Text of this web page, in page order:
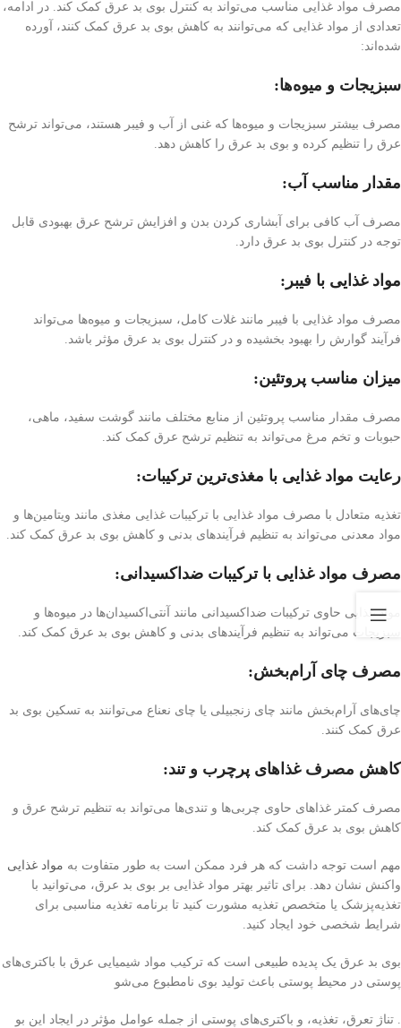
مصرف مواد غذایی مناسب می‌تواند به کنترل بوی بد عرق کمک کند. در ادامه،
تعدادی از مواد غذایی که می‌توانند به کاهش بوی بد عرق کمک کنند، آورده
شده‌اند:
سبزیجات و میوه‌ها:
مصرف بیشتر سبزیجات و میوه‌ها که غنی از آب و فیبر هستند، می‌تواند ترشح
عرق را تنظیم کرده و بوی بد عرق را کاهش دهد.
مقدار مناسب آب:
مصرف آب کافی برای آبشاری کردن بدن و افزایش ترشح عرق بهبودی قابل
توجه در کنترل بوی بد عرق دارد.
مواد غذایی با فيبر:
مصرف مواد غذایی با فیبر مانند غلات کامل، سبزیجات و میوه‌ها می‌تواند
فرآیند گوارش را بهبود بخشیده و در کنترل بوی بد عرق مؤثر باشد.
میزان مناسب پروتئین:
مصرف مقدار مناسب پروتئین از منابع مختلف مانند گوشت سفید، ماهی،
حبوبات و تخم مرغ می‌تواند به تنظیم ترشح عرق کمک کند.
رعایت مواد غذایی با مغذی‌ترین ترکیبات:
تغذیه متعادل با مصرف مواد غذایی با ترکیبات غذایی مغذی مانند ویتامین‌ها و
مواد معدنی می‌تواند به تنظیم فرآیندهای بدنی و کاهش بوی بد عرق کمک کند.
مصرف مواد غذایی با ترکیبات ضد‌اکسیدانی:
مواد غذایی حاوی ترکیبات ضد‌اکسیدانی مانند آنتی‌اکسیدان‌ها در میوه‌ها و
سبزیجات می‌تواند به تنظیم فرآیندهای بدنی و کاهش بوی بد عرق کمک کند.
مصرف چای آرام‌بخش:
چای‌های آرام‌بخش مانند چای زنجبیلی یا چای نعناع می‌توانند به تسکین بوی بد
عرق کمک کنند.
کاهش مصرف غذاهای پرچرب و تند:
مصرف کمتر غذاهای حاوی چربی‌ها و تندی‌ها می‌تواند به تنظیم ترشح عرق و
کاهش بوی بد عرق کمک کند.
مهم است توجه داشت که هر فرد ممکن است به طور متفاوت به مواد غذایی
واکنش نشان دهد. برای تاثیر بهتر مواد غذایی بر بوی بد عرق، می‌توانید با
تغذیه‌پزشک یا متخصص تغذیه مشورت کنید تا برنامه تغذیه مناسبی برای
شرایط شخصی خود ایجاد کنید.
بوی بد عرق یک پدیده طبیعی است که ترکیب مواد شیمیایی عرق با باکتری‌های
پوستی در محیط پوستی باعث تولید بوی نامطبوع می‌شو
. تناژ تعرق، تغذیه، و باکتری‌های پوستی از جمله عوامل مؤثر در ایجاد این بو